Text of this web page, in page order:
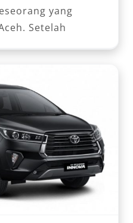
yang
Setelah